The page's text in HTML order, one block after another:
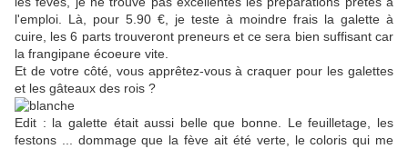
l'emploi. Là, pour 5.90 €, je teste à moindre frais la galette à
cuire, les 6 parts trouveront preneurs et ce sera bien suffisant car
la frangipane écoeure vite.
Et de votre côté, vous apprêtez-vous à craquer pour les galettes
et les gâteaux des rois ?
Edit : la galette était aussi belle que bonne. Le feuilletage, les
festons ... dommage que la fève ait été verte, le coloris qui me